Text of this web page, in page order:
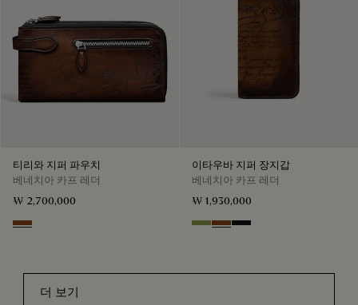
티리와 지퍼 파우치
베네치아 카프 레더
₩ 2,700,000
Cacao Intenso
이타우바 지퍼 장지갑
베네치아 카프 레더
₩ 1,930,000
WillowCacao Intenso
Nero Grigio
더 보기